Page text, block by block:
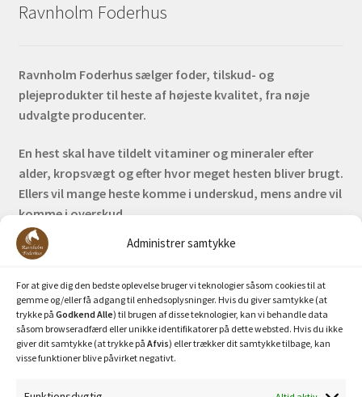
Administrer samtykke
For at give dig den bedste oplevelse bruger vi teknologier såsom cookies til at
gemme og/eller få adgang til enhedsoplysninger. Hvis du giver samtykke (at
trykke på Godkend Alle) til brugen af disse teknologier, kan vi behandle data
såsom browseradfærd eller unikke identifikatorer på dette websted. Hvis du ikke
giver dit samtykke (at trykke på Afvis) eller trækker dit samtykke tilbage, kan
visse funktioner blive påvirket negativt.
Ravnholm Foderhus
Ravnholm Foderhus sælger foder, tilskud- og
plejeprodukter til heste af højeste kvalitet, fra nøje
udvalgte producenter.
En hest skal have tildelt vitaminer og mineraler efter
alder, kropsvægt og efter hvor meget hesten bliver brugt.
Ellers vil mange heste komme i underskud, mens andre vil
komme i overskud.
Bank: Nordea / Reg: 2413 Konto nr. 6285 704 772